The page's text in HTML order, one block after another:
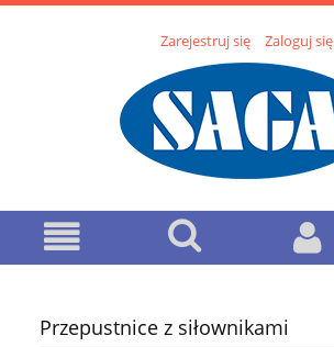
Zarejestruj się Zaloguj się
Przepustnice z siłownikami